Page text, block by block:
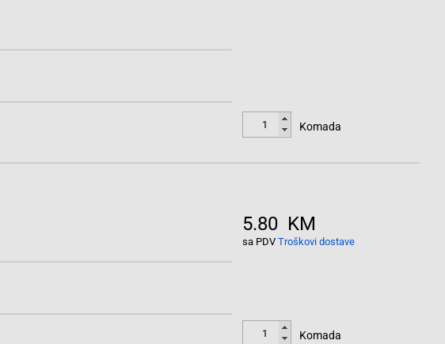
Komada
5.80 KM
sa PDV Troškovi dostave
Komada